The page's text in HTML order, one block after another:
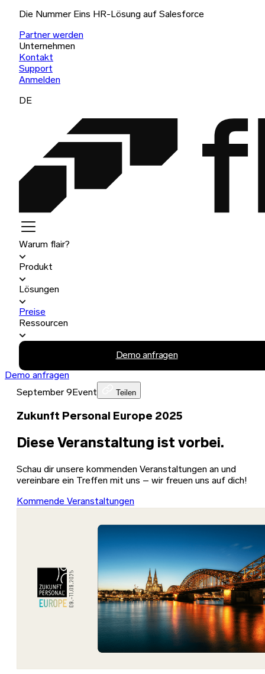
Die Nummer Eins HR-Lösung auf Salesforce
Partner werden
Unternehmen
Kontakt
Support
Anmelden
DE
Warum flair?
Produkt
Lösungen
Preise
Ressourcen
Demo anfragen
Demo anfragen
September 9 Event Teilen
Zukunft Personal Europe 2025
Diese Veranstaltung ist vorbei.
Schau dir unsere kommenden Veranstaltungen an und
vereinbare ein Treffen mit uns – wir freuen uns auf dich!
Kommende Veranstaltungen